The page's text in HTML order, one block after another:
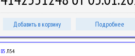
Добавить в корзину Подробнее
85 Л54